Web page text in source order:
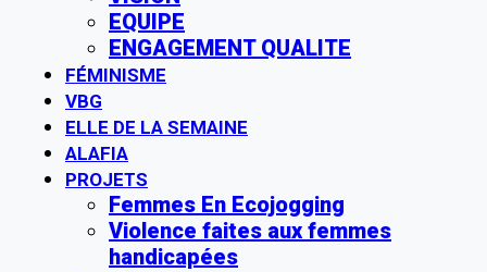
EQUIPE
ENGAGEMENT QUALITE
FÉMINISME
VBG
ELLE DE LA SEMAINE
ALAFIA
PROJETS
Femmes En Ecojogging
Violence faites aux femmes
handicapées